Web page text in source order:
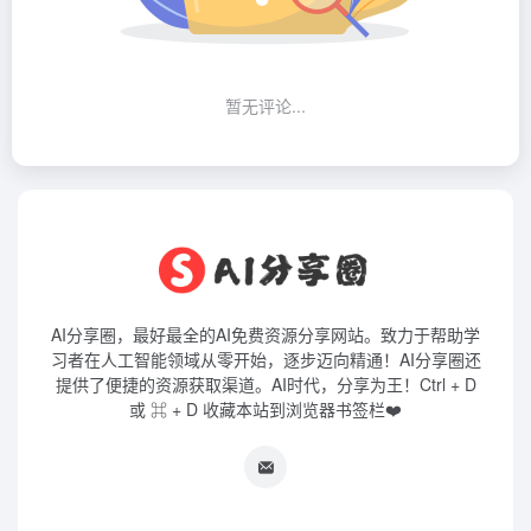
暂无评论...
AI分享圈，最好最全的AI免费资源分享网站。致力于帮助学
习者在人工智能领域从零开始，逐步迈向精通！AI分享圈还
提供了便捷的资源获取渠道。AI时代，分享为王！Ctrl + D
或 ⌘ + D 收藏本站到浏览器书签栏❤️